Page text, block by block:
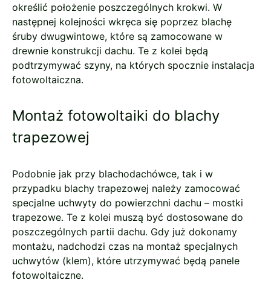
określić położenie poszczególnych krokwi. W
następnej kolejności wkręca się poprzez blachę
śruby dwugwintowe, które są zamocowane w
drewnie konstrukcji dachu. Te z kolei będą
podtrzymywać szyny, na których spocznie instalacja
fotowoltaiczna.
Montaż fotowoltaiki do blachy
trapezowej
Podobnie jak przy blachodachówce, tak i w
przypadku blachy trapezowej należy zamocować
specjalne uchwyty do powierzchni dachu – mostki
trapezowe. Te z kolei muszą być dostosowane do
poszczególnych partii dachu. Gdy już dokonamy
montażu, nadchodzi czas na montaż specjalnych
uchwytów (klem), które utrzymywać będą panele
fotowoltaiczne.